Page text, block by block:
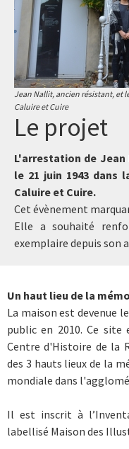
Jean Nallit, ancien résistant, et
Caluire et Cuire
Le projet
L'arrestation de
le 21 juin 1943 dans
Caluire et Cuire.
Cet évènement
Elle a souhaité
exemplaire depuis son
Un haut lieu de la
La maison est devenue
public en 2010. Ce
Centre d'Histoire de la
des 3 hauts lieux de la
mondiale dans
Il est inscrit à
labellisé Maison des